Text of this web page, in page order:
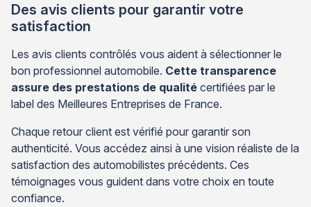
Des avis clients pour garantir votre
satisfaction
Les avis clients contrôlés vous aident à sélectionner le
bon professionnel automobile. Cette transparence
assure des prestations de qualité certifiées par le
label des Meilleures Entreprises de France.
Chaque retour client est vérifié pour garantir son
authenticité. Vous accédez ainsi à une vision réaliste de la
satisfaction des automobilistes précédents. Ces
témoignages vous guident dans votre choix en toute
confiance.